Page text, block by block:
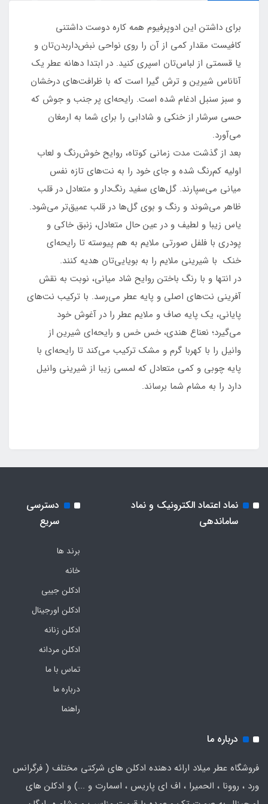
برای داشتن این ادوپرفیوم همه کاره دوست داشتنی
کافیست مقدار کمی از آن را روی نواحی نبض‌داربدن‌تان و
یا قسمتی از لباس‌تان اسپری کنید. در ابتدا دهانه عطر یک
آناناس شیرین و ترش گیرا است که با ظرافت‌های درخشان
و سبز سنبل ادغام شده است. رایحه‌ای پر جنب و جوش که
حسی سرشار از خنکی و شادابی را برای شما به ارمغان
می‌آورد.
بعد از گذشت مدت زمانی کوتاه، روایح خوش‌رنگ و لعاب
اولیه کم‌رنگ شده و جای خود را به نت‌های تازه نفس
میانی می‌سپارند. گل‌های سفید رنگ‌دار و متعادل در قلب
ظاهر می‌شوند و رنگ‌ و بوی گل‌ها در قلب عمیق‌تر می‌شود.
یاس زیبا و لطیف و در عین حال متعادل، زنبق خاکی و
پودری با فلفل صورتی ملایم به هم پیوسته تا رایحه‌ای
خنک با شیرینی ملایم را به بویایی‌تان هدیه کنند.
در انتها و با رنگ باختن روایح شاد میانی، نوبت به نقش
آفرینی نت‌های اصلی و پایه عطر می‌رسد. با ترکیب نت‌های
پایانی، یک پایه صاف و ملایم عطر را در آغوش خود
می‌گیرد؛ نعناع هندی، خس خس و رایحه‌ای شیرین از
وانیل را با کهربا گرم و مشک ترکیب می‌کند تا رایحه‌ای با
پایه چوبی و کمی متعادل که لمسی زیبا از شیرینی وانیل
دارد را به مشام شما برساند.
نماد اعتماد الکترونیک و نماد
ساماندهی
دسترسی
سریع
برند ها
خانه
ادکلن جیبی
ادکلن اورجینال
ادکلن زنانه
ادکلن مردانه
تماس با ما
درباره ما
راهنما
درباره ما
فروشگاه عطر میلاد ارائه دهنده ادکلن های شرکتی مختلف ( فرگرانس
ورد ، روونا ، الحمیرا ، اف ای پاریس ، اسمارت و ...) و ادکلن های